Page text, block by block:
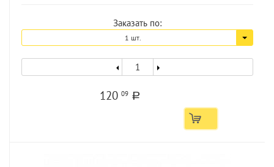
Заказать по:
1 шт.
12009 a